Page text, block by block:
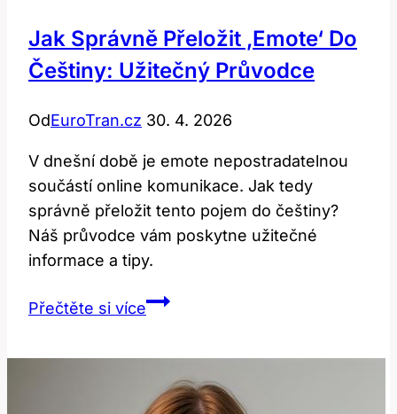
Jak Správně Přeložit ‚emote‘ Do
Češtiny: Užitečný Průvodce
OdEuroTran.cz 30. 4. 2026
V dnešní době je emote nepostradatelnou
součástí online komunikace. Jak tedy
správně přeložit tento pojem do češtiny?
Náš průvodce vám poskytne užitečné
informace a tipy.
Přečtěte si víceJak
do